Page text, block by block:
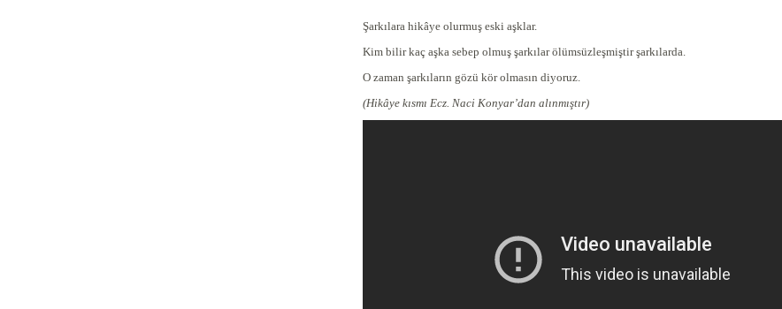
Şarkılara hikâye olurmuş eski aşklar.
Kim bilir kaç aşka sebep olmuş şarkılar ölümsüzleşmiştir şarkılarda.
O zaman şarkıların gözü kör olmasın diyoruz.
(Hikâye kısmı Ecz. Naci Konyar’dan alınmıştır)